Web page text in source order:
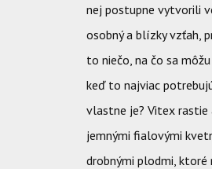
nej postupne vytvorili
osobný a blízky vzťah,
to niečo, na čo sa
keď to najviac
vlastne je? Vitex rastie
jemnými fialovými
drobnými plodmi, ktoré